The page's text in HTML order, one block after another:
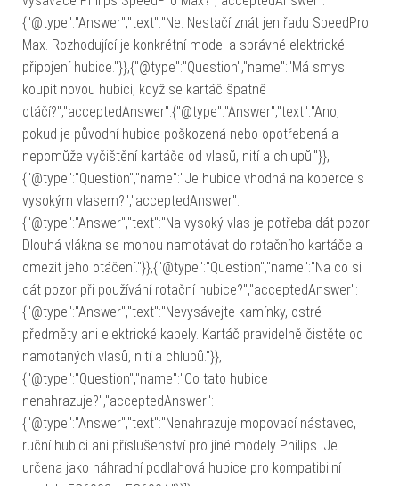
{"@type":"Answer","text":"Ne. Nestačí znát jen řadu SpeedPro
Max. Rozhodující je konkrétní model a správné elektrické
připojení hubice."}},{"@type":"Question","name":"Má smysl
koupit novou hubici, když se kartáč špatně
otáčí?","acceptedAnswer":{"@type":"Answer","text":"Ano,
pokud je původní hubice poškozená nebo opotřebená a
nepomůže vyčištění kartáče od vlasů, nití a chlupů."}},
{"@type":"Question","name":"Je hubice vhodná na koberce s
vysokým vlasem?","acceptedAnswer":
{"@type":"Answer","text":"Na vysoký vlas je potřeba dát pozor.
Dlouhá vlákna se mohou namotávat do rotačního kartáče a
omezit jeho otáčení."}},{"@type":"Question","name":"Na co si
dát pozor při používání rotační hubice?","acceptedAnswer":
{"@type":"Answer","text":"Nevysávejte kamínky, ostré
předměty ani elektrické kabely. Kartáč pravidelně čistěte od
namotaných vlasů, nití a chlupů."}},
{"@type":"Question","name":"Co tato hubice
nenahrazuje?","acceptedAnswer":
{"@type":"Answer","text":"Nenahrazuje mopovací nástavec,
ruční hubici ani příslušenství pro jiné modely Philips. Je
určena jako náhradní podlahová hubice pro kompatibilní